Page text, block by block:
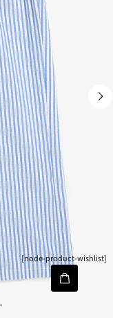
[node-product-wishlist]